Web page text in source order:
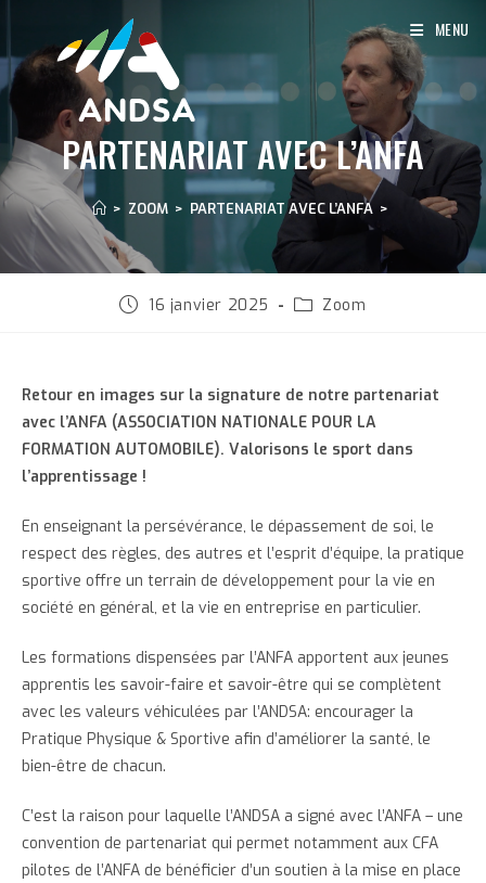
content
MENU
PARTENARIAT AVEC L’ANFA
> ZOOM > PARTENARIAT AVEC L’ANFA >
Publication
16 janvier 2025
PostZoom
Retour en images sur la signature de notre partenariat
avec l’ANFA (ASSOCIATION NATIONALE POUR LA
FORMATION AUTOMOBILE). Valorisons le sport dans
l’apprentissage !
En enseignant la persévérance, le dépassement de soi, le
respect des règles, des autres et l’esprit d’équipe, la pratique
sportive offre un terrain de développement pour la vie en
société en général, et la vie en entreprise en particulier.
Les formations dispensées par l’ANFA apportent aux jeunes
apprentis les savoir-faire et savoir-être qui se complètent
avec les valeurs véhiculées par l’ANDSA: encourager la
Pratique Physique & Sportive afin d’améliorer la santé, le
bien-être de chacun.
C’est la raison pour laquelle l’ANDSA a signé avec l’ANFA – une
convention de partenariat qui permet notamment aux CFA
pilotes de l’ANFA de bénéficier d’un soutien à la mise en place